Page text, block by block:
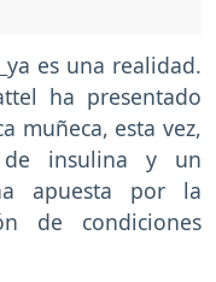
ya es una realidad.
ha presentado
muñeca, esta vez,
insulina y un
apuesta por la
de condiciones